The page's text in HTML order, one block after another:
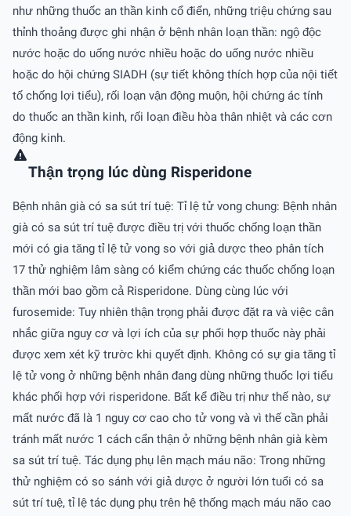
như những thuốc an thần kinh cổ điển, những triệu chứng sau
thỉnh thoảng được ghi nhận ở bệnh nhân loạn thần: ngộ độc
nước hoặc do uống nước nhiều hoặc do uống nước nhiều
hoặc do hội chứng SIADH (sự tiết không thích hợp của nội tiết
tố chống lợi tiểu), rối loạn vận động muộn, hội chứng ác tính
do thuốc an thần kinh, rối loạn điều hòa thân nhiệt và các cơn
động kinh.
Thận trọng lúc dùng Risperidone
Bệnh nhân già có sa sút trí tuệ: Tỉ lệ tử vong chung: Bệnh nhân
già có sa sút trí tuệ được điều trị với thuốc chống loạn thần
mới có gia tăng tỉ lệ tử vong so với giả dược theo phân tích
17 thử nghiệm lâm sàng có kiểm chứng các thuốc chống loạn
thần mới bao gồm cả Risperidone. Dùng cùng lúc với
furosemide: Tuy nhiên thận trọng phải được đặt ra và việc cân
nhắc giữa nguy cơ và lợi ích của sự phối hợp thuốc này phải
được xem xét kỹ trườc khi quyết định. Không có sự gia tăng tỉ
lệ tử vong ở những bệnh nhân đang dùng những thuốc lợi tiểu
khác phối hợp với risperidone. Bất kể điều trị như thế nào, sự
mất nước đã là 1 nguy cơ cao cho tử vong và vì thế cần phải
tránh mất nước 1 cách cẩn thận ở những bệnh nhân già kèm
sa sút trí tuệ. Tác dụng phụ lên mạch máu não: Trong những
thử nghiệm có so sánh với giả dược ở người lớn tuổi có sa
sút trí tuệ, tỉ lệ tác dụng phụ trên hệ thống mạch máu não cao